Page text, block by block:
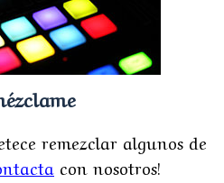
remezclar algunos de
con nosotros!